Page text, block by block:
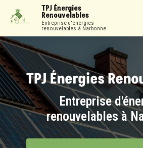
contenu
TPJ Énergies
Renouvelables
Entreprise d'énergies
renouvelables à Narbonne
Entreprise
renouvelables à